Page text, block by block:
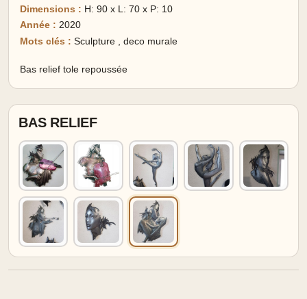
Dimensions : H: 90 x L: 70 x P: 10
Année : 2020
Mots clés : Sculpture , deco murale
Bas relief tole repoussée
BAS RELIEF